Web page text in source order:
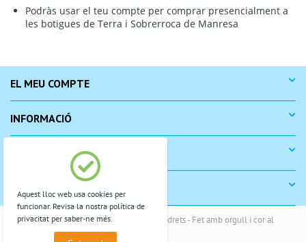
Podràs usar el teu compte per comprar presencialment a
les botigues de Terra i Sobrerroca de Manresa
EL MEU COMPTE
INFORMACIÓ
COM COMPRAR
SUPORT
© 2004-2026 Monterra. Reservats tots els drets - Fet amb orgull i cor al
Bages, Catalunya.
Aquest lloc web usa cookies per
funcionar. Revisa la nostra política de
privacitat per saber-ne més.